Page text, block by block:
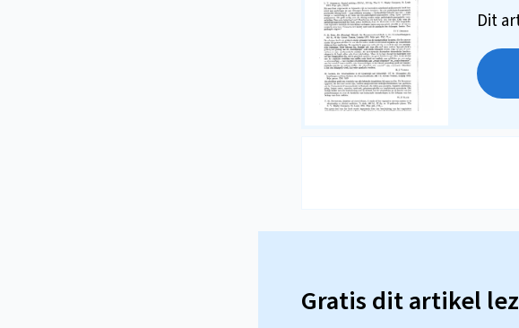
Dit
Gratis dit artikel